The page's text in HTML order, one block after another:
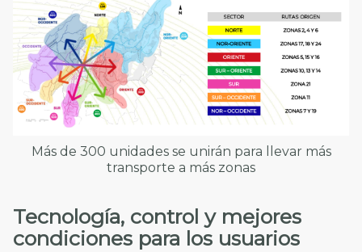
Más de 300 unidades se unirán para llevar más
transporte a más zonas
Tecnología, control y mejores
condiciones para los usuarios